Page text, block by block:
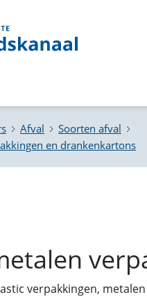
Afval
Soorten afval
en drankenkartons
verpakkingen,